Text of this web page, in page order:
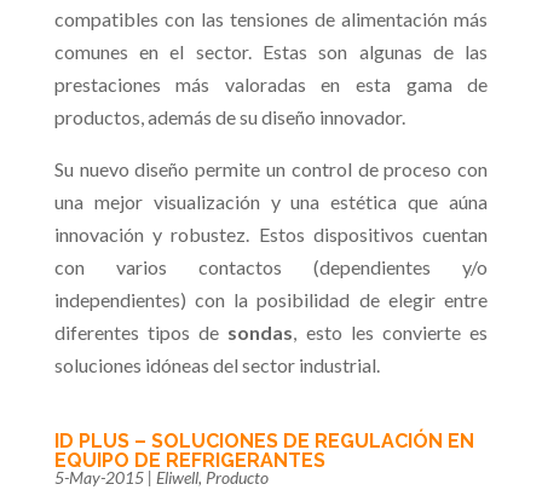
compatibles con las tensiones de alimentación más
comunes en el sector. Estas son algunas de las
prestaciones más valoradas en esta gama de
productos, además de su diseño innovador.
Su nuevo diseño permite un control de proceso con
una mejor visualización y una estética que aúna
innovación y robustez. Estos dispositivos cuentan
con varios contactos (dependientes y/o
independientes) con la posibilidad de elegir entre
diferentes tipos de sondas, esto les convierte es
soluciones idóneas del sector industrial.
ID PLUS – SOLUCIONES DE REGULACIÓN EN
EQUIPO DE REFRIGERANTES
5-May-2015| Eliwell, Producto